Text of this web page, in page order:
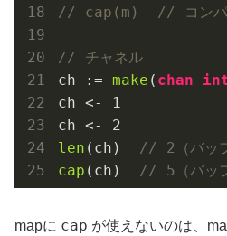
// cap(m)  // コンパ
// チャネル
ch := make ( chan
ch <-
1
ch <- 2
len (ch) // 2（バッフ
cap (ch) // 5（バッフ
mapに cap が使えないのは、